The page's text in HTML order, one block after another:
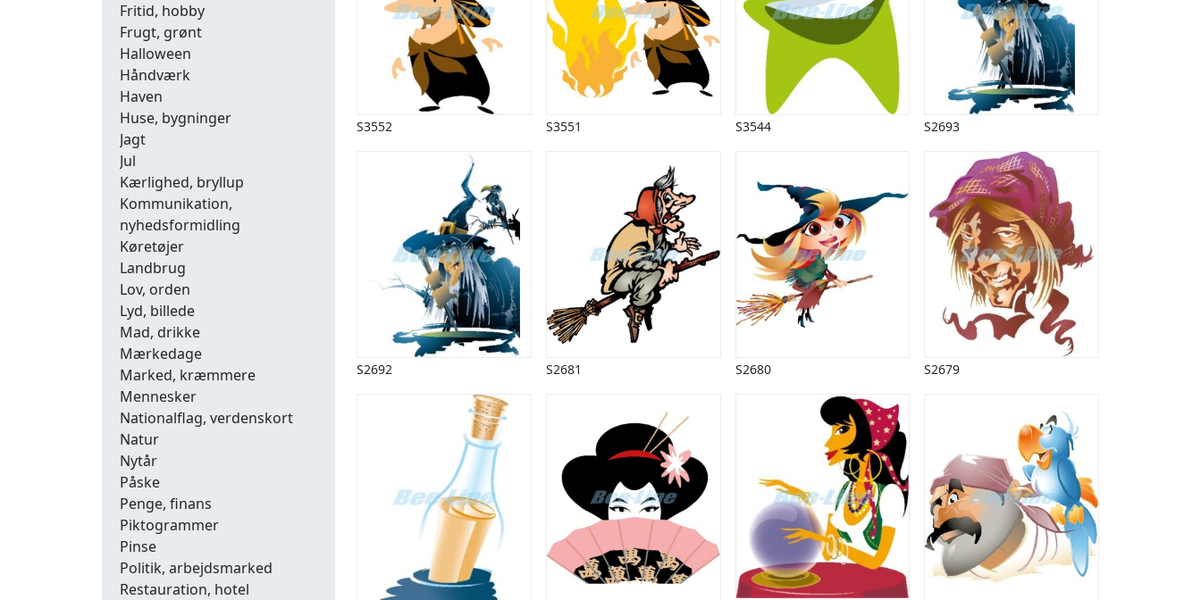
Fritid, hobby
Frugt, grønt
Halloween
Håndværk
Haven
Huse, bygninger
Jagt
Jul
Kærlighed, bryllup
Kommunikation,
nyhedsformidling
Køretøjer
Landbrug
Lov, orden
Lyd, billede
Mad, drikke
Mærkedage
Marked, kræmmere
Mennesker
Nationalflag, verdenskort
Natur
Nytår
Påske
Penge, finans
Piktogrammer
Pinse
Politik, arbejdsmarked
Restauration, hotel
S3552 S3551 S3544 S2693
S2692 S2681 S2680 S2679